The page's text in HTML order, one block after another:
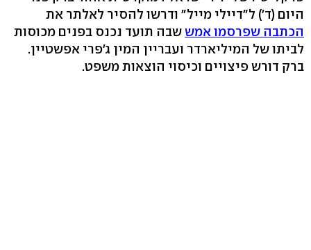
היום (ד') ל"דיילי מייל" ודרשו להסיר לאלתר את
הכתבה שפרסמו אמששבה תועד נכנס בפנים מכוסות
לביתו של המיליארדר ועבריין המין ג'פרי אפשטיין.
ברק דורש פיצויים וכיסוי הוצאות משפט.